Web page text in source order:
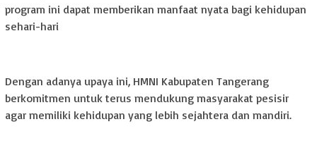
program ini dapat memberikan manfaat nyata bagi kehidupan
sehari-hari
Dengan adanya upaya ini, HMNI Kabupaten Tangerang
berkomitmen untuk terus mendukung masyarakat pesisir
agar memiliki kehidupan yang lebih sejahtera dan mandiri.